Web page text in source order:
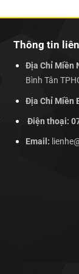
Thông tin
Địa Chỉ Miền
Bình Tân
Địa Chỉ Miền
Điện thoại:
Email: